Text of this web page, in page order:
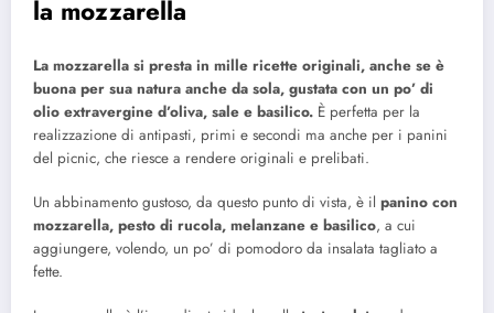
la mozzarella
La mozzarella si presta in mille ricette originali, anche se è
buona per sua natura anche da sola, gustata con un po’ di
olio extravergine d’oliva, sale e basilico. È perfetta per la
realizzazione di antipasti, primi e secondi ma anche per i panini
del picnic, che riesce a rendere originali e prelibati.
Un abbinamento gustoso, da questo punto di vista, è il panino con
mozzarella, pesto di rucola, melanzane e basilico, a cui
aggiungere, volendo, un po’ di pomodoro da insalata tagliato a
fette.